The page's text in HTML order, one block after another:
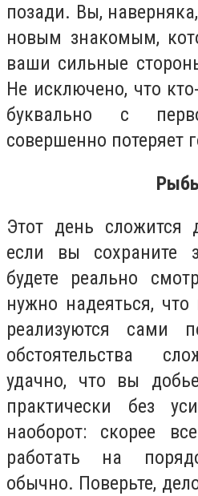
позади. Вы,
новым знакомым,
ваши сильные
Не исключено, что
буквально с
совершенно потеряет
Этот день сложится
если вы сохраните
будете реально
нужно надеяться,
реализуются сами
обстоятельства
удачно, что вы
практически без
наоборот: скорее
работать на
обычно. Поверьте,